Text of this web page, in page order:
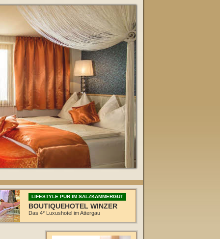
LIFESTYLE PUR IM SALZKAMMERGUT
BOUTIQUEHOTEL WINZER
Das 4* Luxushotel im Attergau